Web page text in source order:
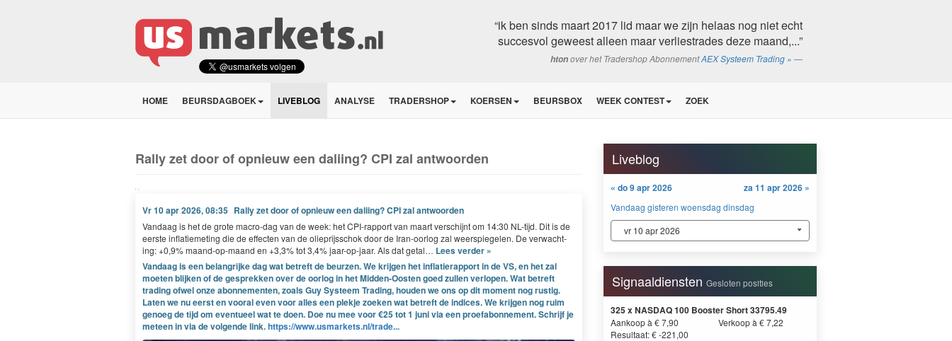
“ik ben sinds maart 2017 lid maar we zijn helaas nog niet echt
succesvol geweest alleen maar verliestrades deze maand,...”
htonover het Tradershop AbonnementAEX Systeem Trading »
HOME BEURSDAGBOEK LIVEBLOG ANALYSE TRADERSHOP KOERSEN BEURSBOX WEEK CONTEST ZOEK
Rally zet door of opnieuw een daliing? CPI zal antwoorden
Vr 10 apr 2026, 08:35 Rally zet door of opnieuw een daliing? CPI zal antwoorden
Van­daag is het de grote macro-dag van de week: het CPI-rap­port van maart ver­schi­jnt om 14:30 NL-tijd. Dit is de
eerste inflatiemet­ing die de effecten van de oliepri­jss­chok door de Iran-oor­log zal weer­spiege­len. De verwacht­
ing: +0,9% maand-op-maand en +3,3% tot3,4% jaar-op-jaar. Als dat getal… Lees verder »
Vandaag is een belangrijke dag wat betreft de beurzen. We krijgen het inflatierapport in de VS, en het zal
moeten blijken of de gesprekken over de oorlog in het Midden-Oosten goed zullen verlopen. Wat betreft
trading ofwel onze abonnementen, zoals Guy Systeem Trading, houden we ons op dit moment nog rustig.
Laten we nu eerst en vooral even voor alles een plekje zoeken wat betreft de indices. We krijgen nog ruim
genoeg de tijd om eventueel wat te doen. Doe nu mee voor €25 tot 1 juni via een proefabonnement.Schrijf je
meteen in via de volgende link.https://www.usmarkets.nl/trade...
Liveblog
« do 9 apr 2026 za 11 apr 2026 »
Vandaag gisteren woensdag dinsdag
vr 10 apr 2026
SignaaldienstenGesloten posities
325 x NASDAQ 100 Booster Short 33795.49
Aankoop à € 7,90
Verkoop à € 7,22
Resultaat: € -221,00